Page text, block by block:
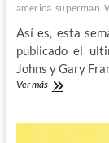
america superman
Así es, esta
publicado el
Johns y Gary
Ver másDoomsday